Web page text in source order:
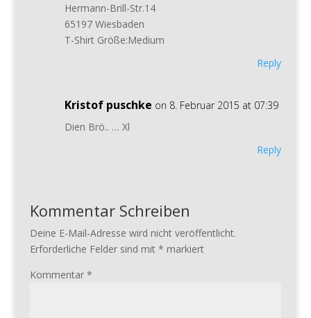
Hermann-Brill-Str.14
65197 Wiesbaden
T-Shirt Größe:Medium
Reply
Kristof puschke on 8. Februar 2015 at 07:39
Dien Brö.. … Xl
Reply
Kommentar Schreiben
Deine E-Mail-Adresse wird nicht veröffentlicht.
Erforderliche Felder sind mit * markiert
Kommentar *